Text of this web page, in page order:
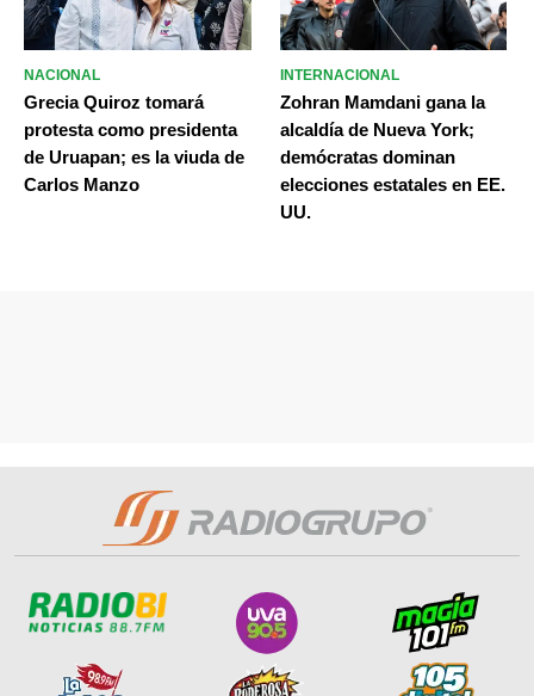
NACIONAL
Grecia Quiroz tomará
protesta como presidenta
de Uruapan; es la viuda de
Carlos Manzo
INTERNACIONAL
Zohran Mamdani gana la
alcaldía de Nueva York;
demócratas dominan
elecciones estatales en EE.
UU.